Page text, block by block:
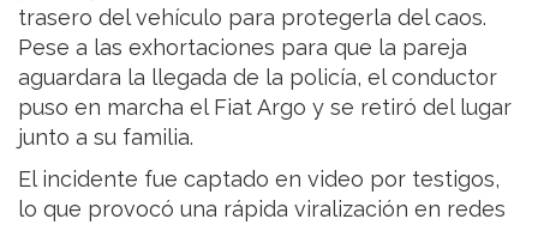
trasero del vehículo para protegerla del caos.
Pese a las exhortaciones para que la pareja
aguardara la llegada de la policía, el conductor
puso en marcha el Fiat Argo y se retiró del lugar
junto a su familia.
El incidente fue captado en video por testigos,
lo que provocó una rápida viralización en redes